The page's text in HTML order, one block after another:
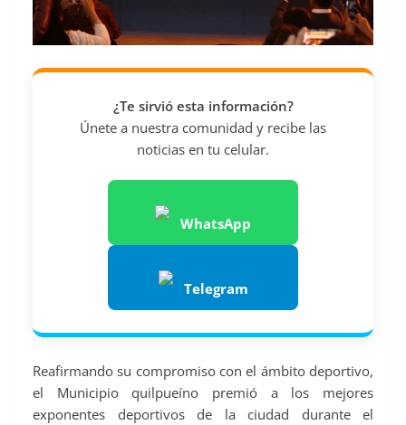
¿Te sirvió esta información?
Únete a nuestra comunidad y recibe las
noticias en tu celular.
WhatsApp
Telegram
Reafirmando su compromiso con el ámbito deportivo,
el Municipio quilpueíno premió a los mejores
exponentes deportivos de la ciudad durante el